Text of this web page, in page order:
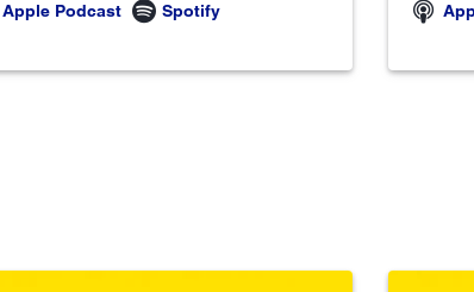
Apple Podcast Spotify